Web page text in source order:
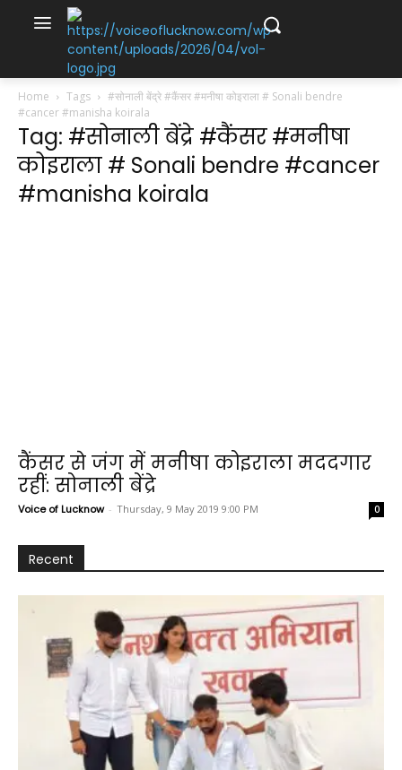
Home Tags
#सोनाली बेंद्रे #कैंसर #मनीषा कोइराला # Sonali bendre
#cancer #manisha koirala
Tag: #सोनाली बेंद्रे #कैंसर #मनीषा
कोइराला # Sonali bendre #cancer
#manisha koirala
कैंसर से जंग में मनीषा कोइराला मददगार
रहीं: सोनाली बेंद्रे
Voice of Lucknow - Thursday, 9 May 2019 9:00 PM 0
Recent